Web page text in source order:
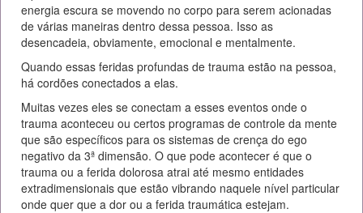
energia escura se movendo no corpo para serem acionadas
de várias maneiras dentro dessa pessoa. Isso as
desencadeia, obviamente, emocional e mentalmente.
Quando essas feridas profundas de trauma estão na pessoa,
há cordões conectados a elas.
Muitas vezes eles se conectam a esses eventos onde o
trauma aconteceu ou certos programas de controle da mente
que são específicos para os sistemas de crença do ego
negativo da 3ª dimensão. O que pode acontecer é que o
trauma ou a ferida dolorosa atrai até mesmo entidades
extradimensionais que estão vibrando naquele nível particular
onde quer que a dor ou a ferida traumática estejam.